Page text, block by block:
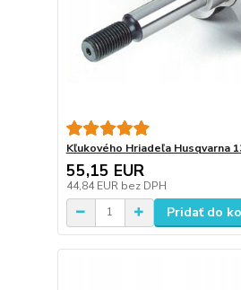
Kľukového Hriadeľa Husqvarna
55,15 EUR
44,84 EUR bez DPH
Pridať do